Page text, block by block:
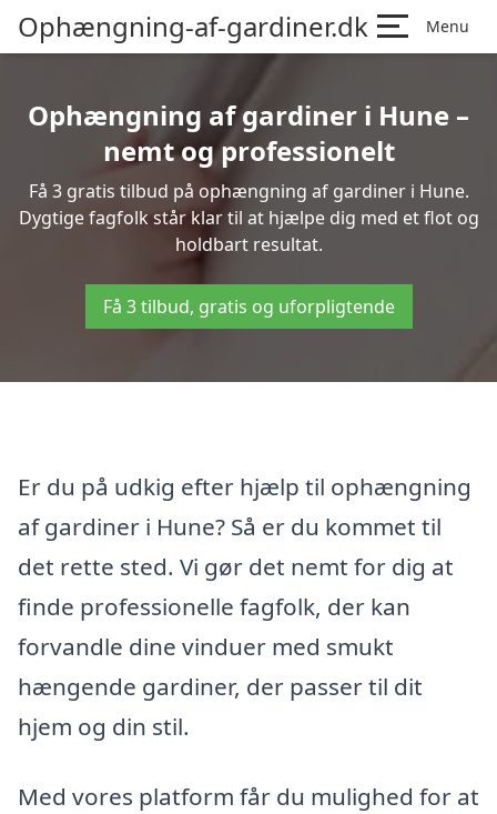
Ophængning-af-gardiner.dk Menu
Ophængning af gardiner i Hune –
nemt og professionelt
Få 3 gratis tilbud på ophængning af gardiner i Hune.
Dygtige fagfolk står klar til at hjælpe dig med et flot og
holdbart resultat.
Få 3 tilbud, gratis og uforpligtende
Er du på udkig efter hjælp til ophængning
af gardiner i Hune? Så er du kommet til
det rette sted. Vi gør det nemt for dig at
finde professionelle fagfolk, der kan
forvandle dine vinduer med smukt
hængende gardiner, der passer til dit
hjem og din stil.
Med vores platform får du mulighed for at